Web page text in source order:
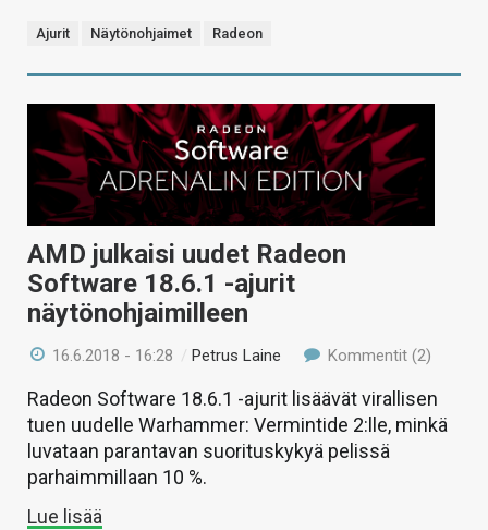
Ajurit Näytönohjaimet Radeon
AMD julkaisi uudet Radeon
Software 18.6.1 -ajurit
näytönohjaimilleen
16.6.2018 - 16:28 / Petrus Laine Kommentit (2)
Radeon Software 18.6.1 -ajurit lisäävät virallisen
tuen uudelle Warhammer: Vermintide 2:lle, minkä
luvataan parantavan suorituskykyä pelissä
parhaimmillaan 10 %.
Lue lisää